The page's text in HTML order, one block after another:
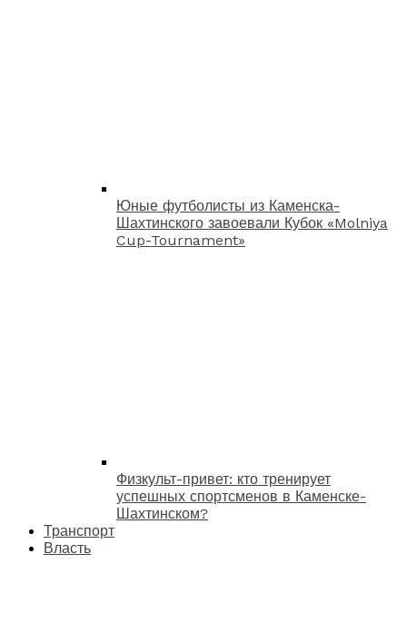
Юные футболисты из Каменска-
Шахтинского завоевали Кубок «Molniya
Cup-Tournament»
Физкульт-привет: кто тренирует
успешных спортсменов в Каменске-
Шахтинском?
Транспорт
Власть